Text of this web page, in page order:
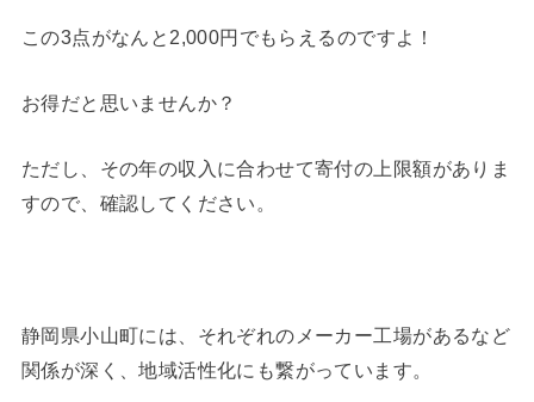
この3点がなんと2,000円でもらえるのですよ！
お得だと思いませんか？
ただし、その年の収入に合わせて寄付の上限額がありま
すので、確認してください。
静岡県小山町には、それぞれのメーカー工場があるなど
関係が深く、地域活性化にも繋がっています。